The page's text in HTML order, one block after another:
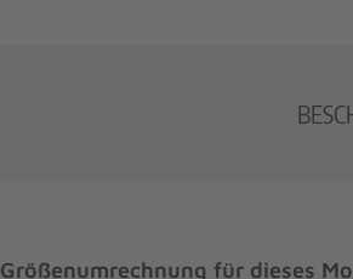
Größenumrechnung für dieses